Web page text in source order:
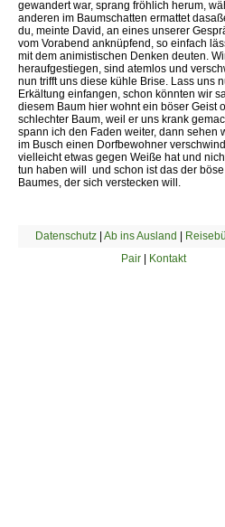
gewandert war, sprang fröhlich herum,
anderen im Baumschatten ermattet
du, meinte David, an eines unserer
vom Vorabend anknüpfend, so einfach
mit dem animistischen Denken deuten.
heraufgestiegen, sind atemlos und
nun trifft uns diese kühle Brise. Lass uns
Erkältung einfangen, schon könnten wir
diesem Baum hier wohnt ein böser Geist
schlechter Baum, weil er uns krank gemacht
spann ich den Faden weiter, dann sehen
im Busch einen Dorfbewohner
vielleicht etwas gegen Weiße hat und
tun haben will  und schon ist das der
Baumes, der sich verstecken will.
Datenschutz| Ab ins Ausland |
Pair | Kontakt